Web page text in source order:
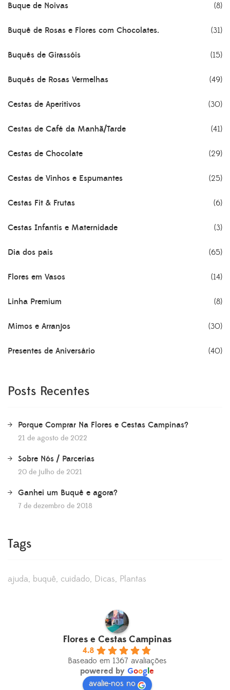
Buque de Noivas (8)
Buquê de Rosas e Flores com Chocolates. (31)
Buquês de Girassóis (15)
Buquês de Rosas Vermelhas (49)
Cestas de Aperitivos (30)
Cestas de Café da Manhã/Tarde (41)
Cestas de Chocolate (29)
Cestas de Vinhos e Espumantes (25)
Cestas Fit & Frutas (6)
Cestas Infantis e Maternidade (3)
Dia dos pais (65)
Flores em Vasos (14)
Linha Premium (8)
Mimos e Arranjos (30)
Presentes de Aniversário (40)
Posts Recentes
Porque Comprar Na Flores e Cestas Campinas?
21 de agosto de 2022
Sobre Nós / Parcerias
20 de julho de 2021
Ganhei um Buquê e agora?
7 de dezembro de 2018
Tags
ajuda buquê cuidado Dicas Plantas
Flores e Cestas Campinas
4.8
Baseado em 1367 avaliações
powered by Google
avalie-nos no